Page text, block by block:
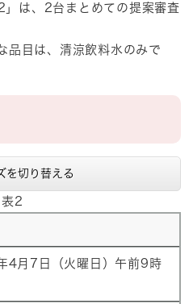
は、2台まとめての提案審査
目は、清涼飲料水のみで
を切り替える
表2
4月7日（火曜日）午前9時